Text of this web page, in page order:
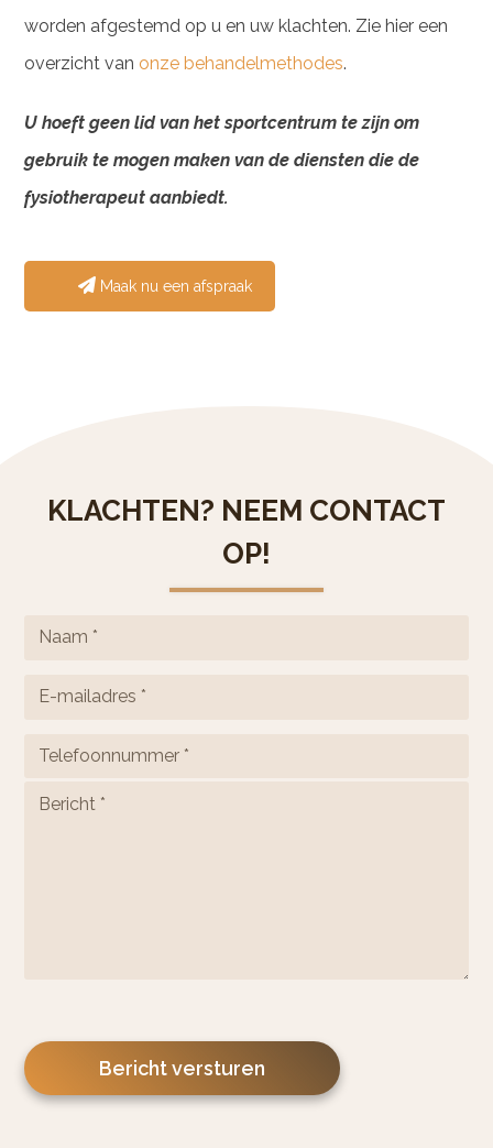
worden afgestemd op u en uw klachten. Zie hier een
overzicht van onze behandelmethodes.
U hoeft geen lid van het sportcentrum te zijn om
gebruik te mogen maken van de diensten die de
fysiotherapeut aanbiedt.
Maak nu een afspraak
KLACHTEN? NEEM CONTACT
OP!